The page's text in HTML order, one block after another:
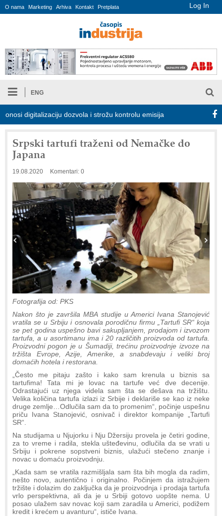
Log In
O nama Marketing Arhiva Kontakt Pretplata
ENG
digitalizaciju dozvola i strožu kontrolu emisija Proizvodnja
Srpski tartufi traženi od Nemačke do
Japana
19.08.2020 Komentari: 0
Fotografija od: PKS
Nakon što je završila MBA studije u Americi Ivana Stanojević
vratila se u Srbiju i osnovala porodičnu firmu „Tartufi SR“ koja
se pet godina uspešno bavi sakupljanjem, prodajom i izvozom
tartufa, a u asortimanu ima i 20 različitih proizvoda od tartufa.
Proizvodni pogon je u Šumadiji, trećinu proizvodnje izvoze na
tržišta Evrope, Azije, Amerike, a snabdevaju i veliki broj
domaćih hotela i restorana.
„Često me pitaju zašto i kako sam krenula u biznis sa
tartufima! Tata mi je lovac na tartufe već dve decenije.
Odrastajući uz njega videla sam šta se dešava na tržištu.
Velika količina tartufa izlazi iz Srbije i deklariše se kao iz neke
druge zemlje…Odlučila sam da to promenim“, počinje uspešnu
priču Ivana Stanojević, osnivač i direktor kompanije „Tartufi
SR“.
Na studijama u Njujorku i Nju Džersiju provela je četiri godine,
za to vreme i radila, stekla ušteđevinu, odlučila da se vrati u
Srbiju i pokrene sopstveni biznis, ulažući stečeno znanje i
novac u domaću proizvodnju.
„Kada sam se vratila razmišljala sam šta bih mogla da radim,
nešto novo, autentično i originalno. Počinjem da istražujem
tržište i dolazim do zaključka da je proizvodnja i prodaja tartufa
vrlo perspektivna, ali da je u Srbiji gotovo uopšte nema. U
posao ulažem sav novac koji sam zaradila u Americi, podižem
kredit i krećem u avanturu“, ističe Ivana.